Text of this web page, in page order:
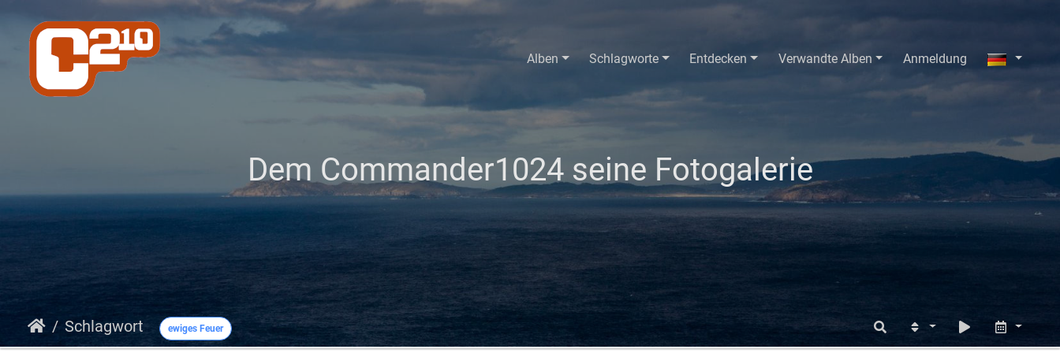
Alben Schlagworte Entdecken Verwandte Alben Anmeldung
Dem Commander1024 seine Fotogalerie
Schlagwort ewiges Feuer